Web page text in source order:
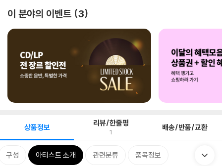
이 분야의 이벤트 3
상품정보 리뷰/한줄평
1 배송/반품/교환
구성 아티스트 소개 관련분류 품목정보